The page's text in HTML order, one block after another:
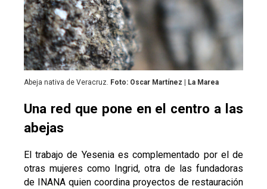
Abeja nativa de Veracruz. Foto: Oscar Martínez | La Marea
Una red que pone en el centro a las
abejas
El trabajo de Yesenia es complementado por el de
otras mujeres como Ingrid, otra de las fundadoras
de INANA quien coordina proyectos de restauración